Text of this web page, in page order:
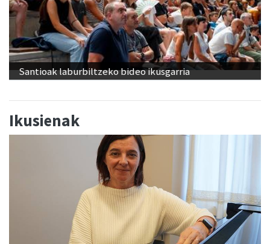
Santioak laburbiltzeko bideo ikusgarria
Ikusienak